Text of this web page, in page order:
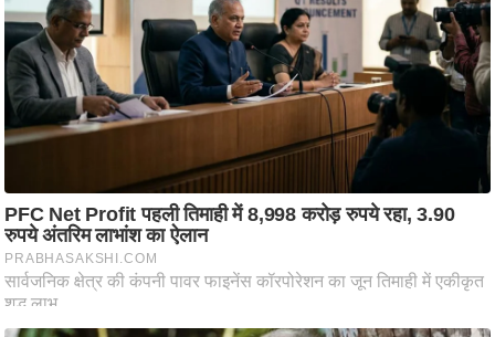
र्म
ज्यो
ति
ष
प्र
म
हि
मा
/